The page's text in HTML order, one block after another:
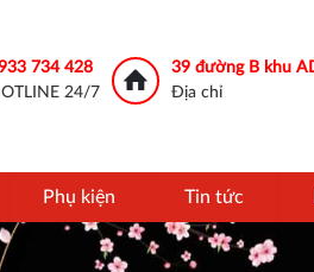
734 428
24/7
39 đường B khu
Địa chỉ
Phụ kiện Tin tức